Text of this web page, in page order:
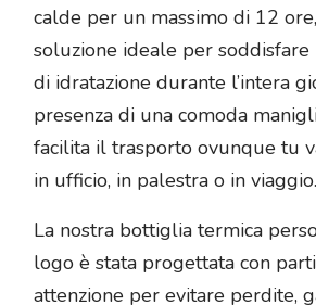
calde per un massimo di 12
soluzione ideale per
di idratazione durante l’intera
presenza di una comoda
facilita il trasporto ovunque tu
in ufficio, in palestra o in viaggio.
La nostra bottiglia termica
logo è stata progettata con
attenzione per evitare perdite,